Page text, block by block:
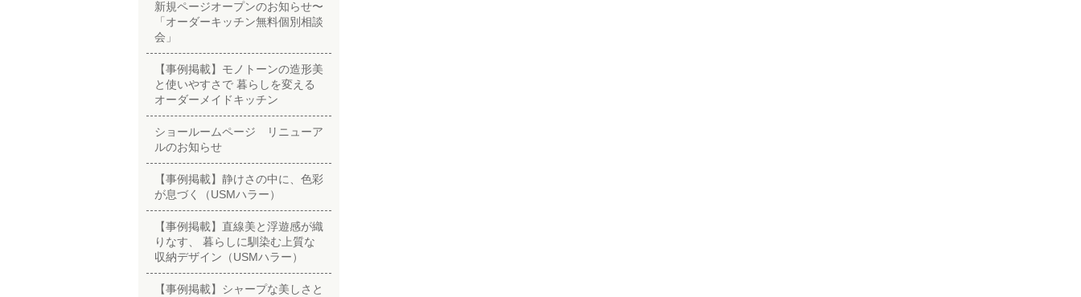
新規ページオープンのお知らせ〜
「オーダーキッチン無料個別相談
会」
【事例掲載】モノトーンの造形美
と使いやすさで 暮らしを変える
オーダーメイドキッチン
ショールームページ リニューア
ルのお知らせ
【事例掲載】静けさの中に、色彩
が息づく（USMハラー）
【事例掲載】直線美と浮遊感が織
りなす、 暮らしに馴染む上質な
収納デザイン（USMハラー）
【事例掲載】シャープな美しさと